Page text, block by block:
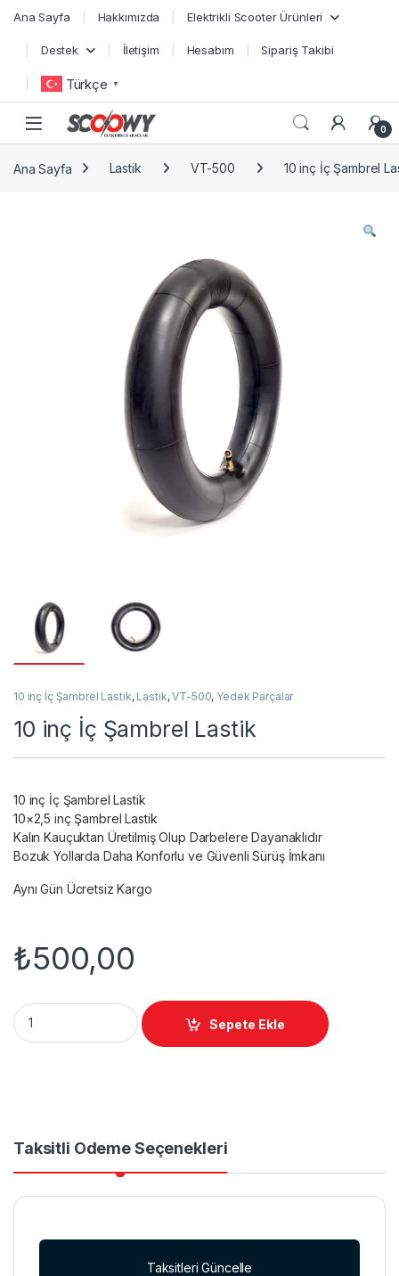
Skip to navigation
Skip to content
Ana Sayfa Hakkımızda Elektrikli Scooter Ürünleri
Destek İletişim Hesabım Sipariş Takibi
Türkçe ▼
0
Ana Sayfa Lastik VT-500 10 inç İç Şambrel
10 inç İç Şambrel Lastik, Lastik,VT-500, Yedek Parçalar
10 inç İç Şambrel Lastik
10 inç İç Şambrel Lastik
10×2,5 inç Şambrel Lastik
Kalın Kauçuktan Üretilmiş Olup Darbelere Dayanaklıdır
Bozuk Yollarda Daha Konforlu ve Güvenli Sürüş İmkanı
Aynı Gün Ücretsiz Kargo
₺500,00
10 inç İç Şambrel Lastik quantity
Sepete Ekle
Taksitli Ödeme Seçenekleri
Taksitleri Güncelle